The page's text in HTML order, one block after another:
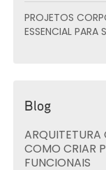
PROJETOS CORPORATIVOS DE ARQUITETURA: O GUIA
ESSENCIAL PARA
Blog
ARQUITETURA COMERCIAL E CORPORATIVA:
COMO CRIAR
FUNCIONAIS